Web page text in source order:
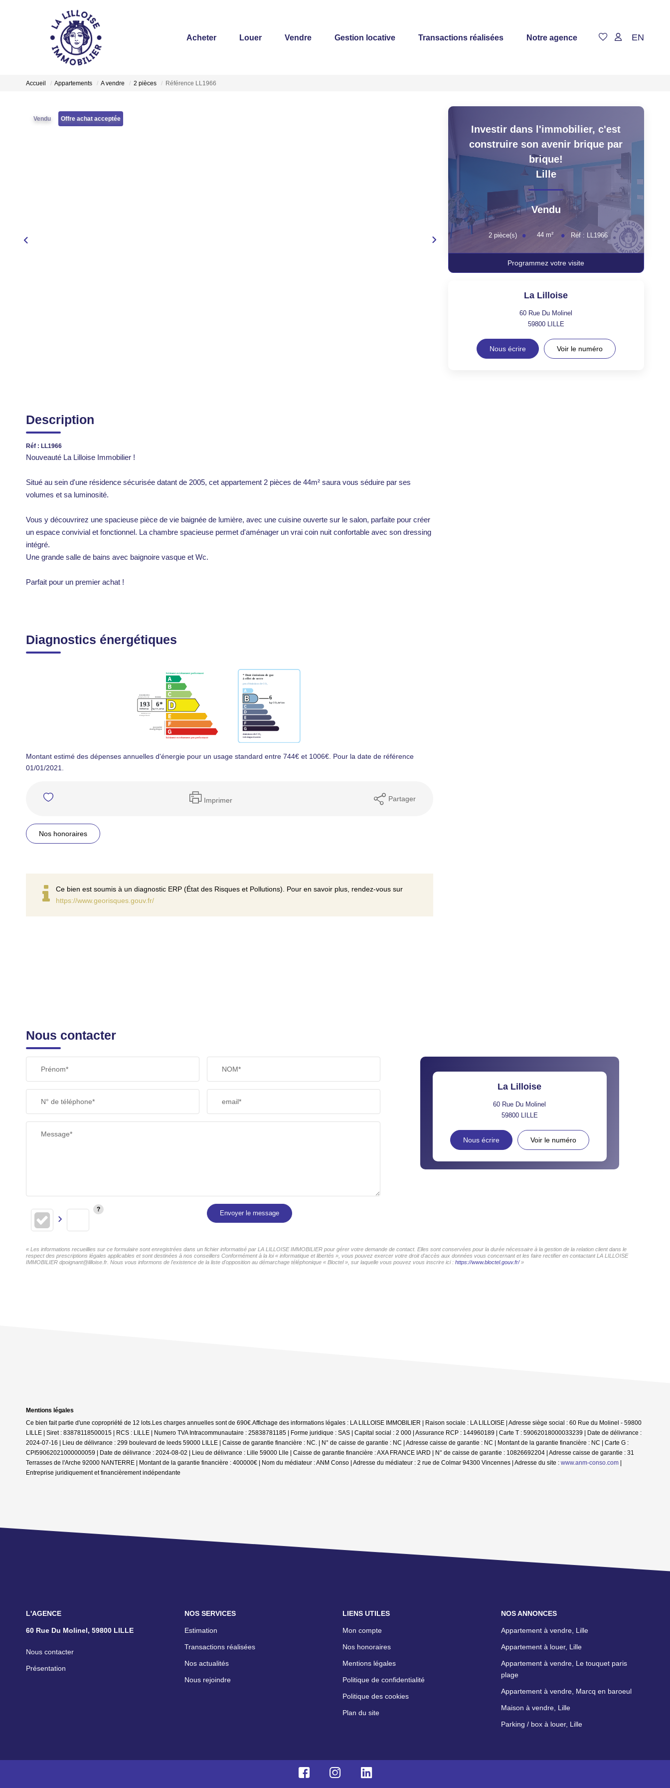
Acheter Louer Vendre Gestion locative Transactions réalisées Notre agence EN
Accueil Appartements A vendre 2 pièces Référence LL1966
Vendu Offre achat acceptée
Description
Réf : LL1966
Nouveauté La Lilloise Immobilier !
Situé au sein d'une résidence sécurisée datant de 2005, cet appartement 2 pièces de 44m² saura vous séduire par ses
volumes et sa luminosité.
Vous y découvrirez une spacieuse pièce de vie baignée de lumière, avec une cuisine ouverte sur le salon, parfaite pour créer
un espace convivial et fonctionnel. La chambre spacieuse permet d'aménager un vrai coin nuit confortable avec son dressing
intégré.
Une grande salle de bains avec baignoire vasque et Wc.
Parfait pour un premier achat !
Diagnostics énergétiques
Montant estimé des dépenses annuelles d'énergie pour un usage standard entre 744€ et 1006€. Pour la date de référence
01/01/2021.
Imprimer Partager
Nos honoraires
Ce bien est soumis à un diagnostic ERP (État des Risques et Pollutions). Pour en savoir plus, rendez-vous sur
https://www.georisques.gouv.fr/
Investir dans l'immobilier, c'est
construire son avenir brique par
brique!
Lille
Vendu
2 pièce(s) 44 m² Réf : LL1966
Programmez votre visite
La Lilloise
60 Rue Du Molinel
59800 LILLE
Nous écrire Voir le numéro
Nous contacter
Prénom* NOM*
N° de téléphone* email*
Message*
Envoyer le message
La Lilloise
60 Rue Du Molinel
59800 LILLE
Nous écrire Voir le numéro
« Les informations recueillies sur ce formulaire sont enregistrées dans un fichier informatisé par LA LILLOISE IMMOBILIER pour gérer votre demande de contact. Elles sont conservées pour la durée nécessaire à la gestion de la relation client dans le
respect des prescriptions légales applicables et sont destinées à nos conseillers Conformément à la loi « informatique et libertés », vous pouvez exercer votre droit d'accès aux données vous concernant et les faire rectifier en contactant LA LILLOISE
IMMOBILIER dpoignant@lilloise.fr. Nous vous informons de l'existence de la liste d'opposition au démarchage téléphonique « Bloctel », sur laquelle vous pouvez vous inscrire ici : https://www.bloctel.gouv.fr/»
Mentions légales
Ce bien fait partie d'une copropriété de 12 lots.Les charges annuelles sont de 690€.Affichage des informations légales : LA LILLOISE IMMOBILIER | Raison sociale : LA LILLOISE | Adresse siège social : 60 Rue du Molinel - 59800
LILLE | Siret : 83878118500015 | RCS : LILLE | Numero TVA Intracommunautaire : 25838781185 | Forme juridique : SAS | Capital social : 2 000 | Assurance RCP : 144960189 | Carte T : 59062018000033239 | Date de délivrance :
2024-07-16 | Lieu de délivrance : 299 boulevard de leeds 59000 LILLE | Caisse de garantie financière : NC. | N° de caisse de garantie : NC | Adresse caisse de garantie : NC | Montant de la garantie financière : NC | Carte G :
CPI59062021000000059 | Date de délivrance : 2024-08-02 | Lieu de délivrance : Lille 59000 Llle | Caisse de garantie financière : AXA FRANCE IARD | N° de caisse de garantie : 10826692204 | Adresse caisse de garantie : 31
Terrasses de l'Arche 92000 NANTERRE | Montant de la garantie financière : 400000€ | Nom du médiateur : ANM Conso | Adresse du médiateur : 2 rue de Colmar 94300 Vincennes | Adresse du site : www.anm-conso.com
Entreprise juridiquement et financièrement indépendante
L'AGENCE
60 Rue Du Molinel, 59800 LILLE
Nous contacter
Présentation
NOS SERVICES
Estimation
Transactions réalisées
Nos actualités
Nous rejoindre
LIENS UTILES
Mon compte
Nos honoraires
Mentions légales
Politique de confidentialité
Politique des cookies
Plan du site
NOS ANNONCES
Appartement à vendre, Lille
Appartement à louer, Lille
Appartement à vendre, Le touquet paris
plage
Appartement à vendre, Marcq en baroeul
Maison à vendre, Lille
Parking / box à louer, Lille